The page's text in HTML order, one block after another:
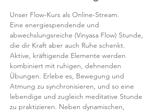
Unser Flow-Kurs als Online-Stream.
Eine energiespendende und
abwechslungsreiche (Vinyasa Flow) Stunde,
die dir Kraft aber auch Ruhe schenkt.
Aktive, kräftigende Elemente werden
kombiniert mit ruhigen, dehnenden
Übungen. Erlebe es, Bewegung und
Atmung zu synchronisieren, und so eine
lebendige und zugleich meditative Stunde
zu praktizieren. Neben dynamischen,